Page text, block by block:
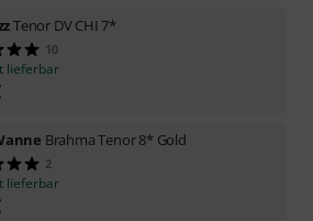
Tenor DV CHI 7*
10
lieferbar
Brahma Tenor 8* Gold
2
lieferbar